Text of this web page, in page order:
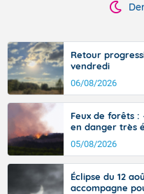
Retour
vendredi
06/08/2026
Feux de forêts
en danger très
05/08/2026
Éclipse du 12
accompagne